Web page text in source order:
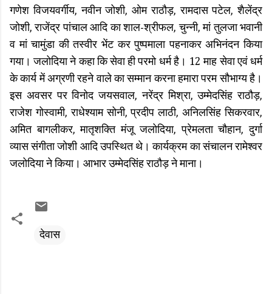
गणेश विजयवर्गीय, नवीन जोशी, ओम राठौड़, रामदास पटेल, शैलेंद्र
जोशी, राजेंद्र पांचाल आदि का शाल-श्रीफल, चुन्नी, मां तुलजा भवानी
व मां चामुंडा की तस्वीर भेंट कर पुष्पमाला पहनाकर अभिनंदन किया
गया। जलोदिया ने कहा कि सेवा ही परमो धर्म है। 12 माह सेवा एवं धर्म
के कार्य में अग्रणी रहने वाले का सम्मान करना हमारा परम सौभाग्य है।
इस अवसर पर विनोद जयसवाल, नरेंद्र मिश्रा, उम्मेदसिंह राठौड़,
राजेश गोस्वामी, राधेश्याम सोनी, प्रदीप लाठी, अनिलसिंह सिकरवार,
अमित बागलीकर, मातृशक्ति मंजू जलोदिया, प्रेमलता चौहान, दुर्गा
व्यास संगीता जोशी आदि उपस्थित थे। कार्यक्रम का संचालन रामेश्वर
जलोदिया ने किया। आभार उम्मेदसिंह राठौड़ ने माना।
देवास